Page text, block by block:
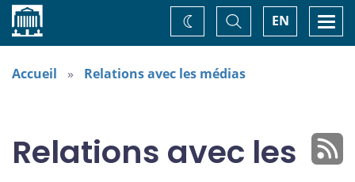
Accueil EN
Basculer
la
recherche
Changez
de
thème
Accueil Relations avec les médias
Relations avec les